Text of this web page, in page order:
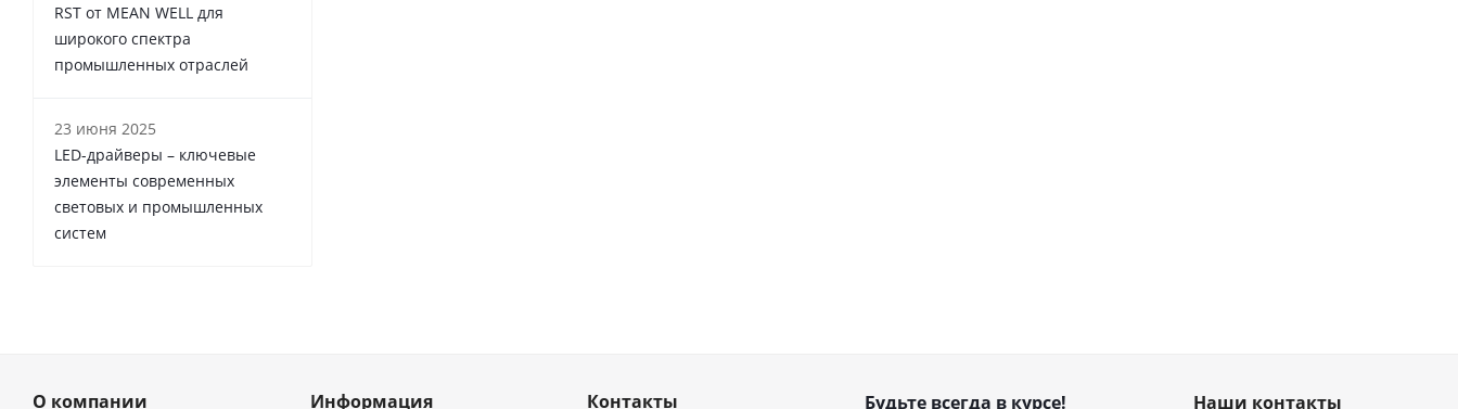
RST от MEAN WELL для
широкого спектра
промышленных отраслей
23 июня 2025
LED-драйверы – ключевые
элементы современных
световых и промышленных
систем
О компании Информация Контакты Будьте всегда в курсе! Наши контакты